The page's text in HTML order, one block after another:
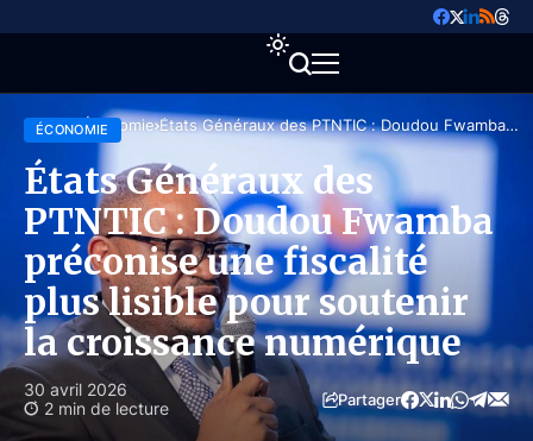
Accueil Économie États Généraux des PTNTIC : Doudou Fwamba
préconise une fiscalité plus lisible pour soutenir la
ÉCONOMIE
États Généraux des
PTNTIC : Doudou Fwamba
préconise une fiscalité
plus lisible pour soutenir
la croissance numérique
30 avril 2026
2 min de lecture
Partager